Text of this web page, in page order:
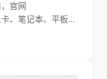
官网
、笔记本、平板、